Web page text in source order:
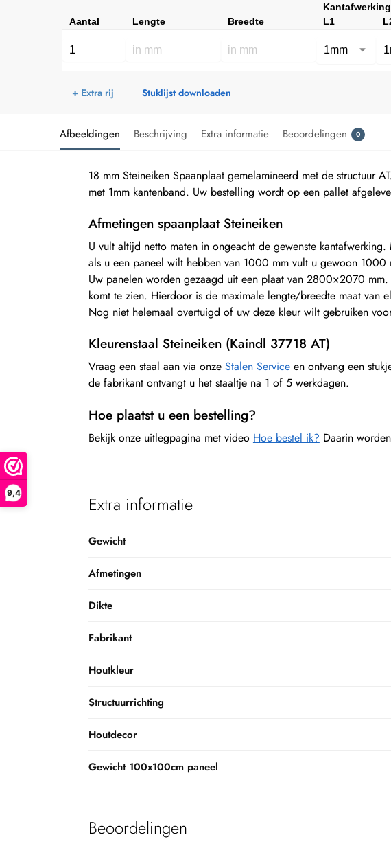
9,4
Kantafwerking
Aantal Lengte Breedte L1
+ Extra rij Stuklijst downloaden
Afbeeldingen Beschrijving Extra informatie Beoordelingen 0
18 mm Steineiken Spaanplaat gemelamineerd met de structuur
met 1mm kantenband. Uw bestelling wordt op een pallet
Afmetingen spaanplaat Steineiken
U vult altijd netto maten in ongeacht de gewenste
als u een paneel wilt hebben van 1000 mm vult u gewoon 1000
Uw panelen worden gezaagd uit een plaat van 2800×2070
komt te zien. Hierdoor is de maximale lengte/breedte maat van
Nog niet helemaal overtuigd of uw deze kleur wilt gebruiken
Kleurenstaal Steineiken (Kaindl 37718 AT)
Vraag een staal aan via onze Stalen Serviceen ontvang een
de fabrikant ontvangt u het staaltje na 1 of 5 werkdagen.
Hoe plaatst u een bestelling?
Bekijk onze uitlegpagina met video Hoe bestel ik? Daarin
Extra informatie
Gewicht
Afmetingen
Dikte
Fabrikant
Houtkleur
Structuurrichting
Houtdecor
Gewicht 100x100cm paneel
Beoordelingen